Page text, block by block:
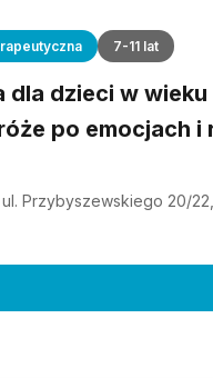
7-11 lat
dzieci w wieku
po emocjach i
Przybyszewskiego 20/